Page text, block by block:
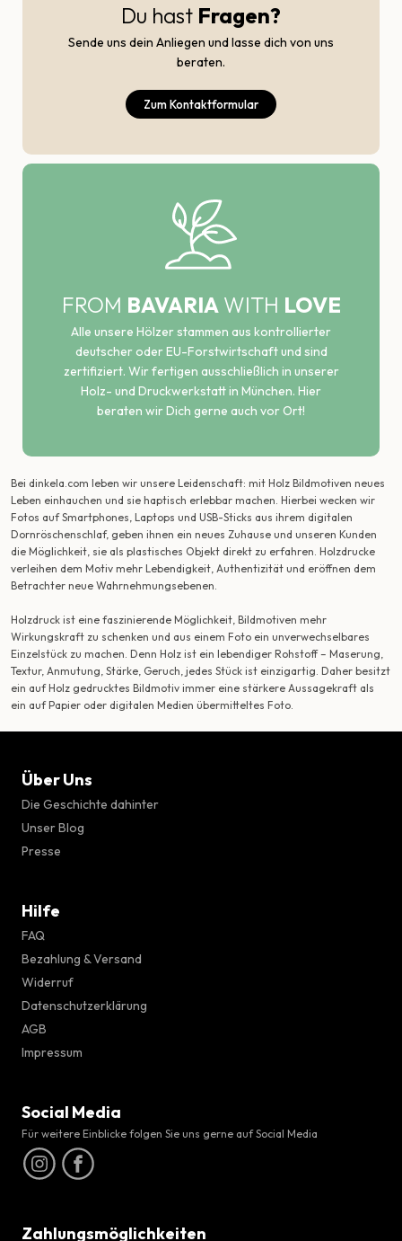
Du hast Fragen?
Sende uns dein Anliegen und lasse dich von uns
beraten.
Zum Kontaktformular
FROM BAVARIAWITH LOVE
Alle unsere Hölzer stammen aus kontrollierter
deutscher oder EU-Forstwirtschaft und sind
zertifiziert. Wir fertigen ausschließlich in unserer
Holz- und Druckwerkstatt in München. Hier
beraten wir Dich gerne auch vor Ort!
Bei dinkela.com leben wir unsere Leidenschaft: mit Holz Bildmotiven neues
Leben einhauchen und sie haptisch erlebbar machen. Hierbei wecken wir
Fotos auf Smartphones, Laptops und USB-Sticks aus ihrem digitalen
Dornröschenschlaf, geben ihnen ein neues Zuhause und unseren Kunden
die Möglichkeit, sie als plastisches Objekt direkt zu erfahren. Holzdrucke
verleihen dem Motiv mehr Lebendigkeit, Authentizität und eröffnen dem
Betrachter neue Wahrnehmungsebenen.
Holzdruck ist eine faszinierende Möglichkeit, Bildmotiven mehr
Wirkungskraft zu schenken und aus einem Foto ein unverwechselbares
Einzelstück zu machen. Denn Holz ist ein lebendiger Rohstoff – Maserung,
Textur, Anmutung, Stärke, Geruch, jedes Stück ist einzigartig. Daher besitzt
ein auf Holz gedrucktes Bildmotiv immer eine stärkere Aussagekraft als
ein auf Papier oder digitalen Medien übermitteltes Foto.
Über Uns
Die Geschichte dahinter
Unser Blog
Presse
Hilfe
FAQ
Bezahlung & Versand
Widerruf
Datenschutzerklärung
AGB
Impressum
Social Media
Für weitere Einblicke folgen Sie uns gerne auf Social Media
Zahlungsmöglichkeiten